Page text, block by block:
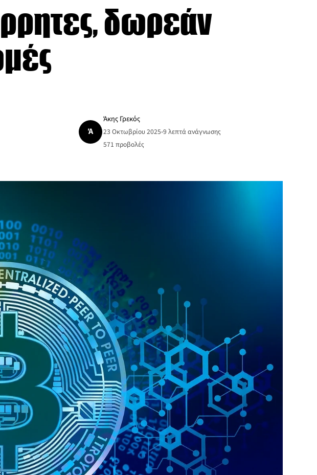
δωρεάν
Ά
Άκης Γρεκός
23 Οκτωβρίου 2025•9 λεπτά ανάγνωσης
571 προβολές